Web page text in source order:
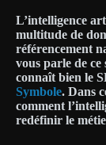
L’intelligence
multitude de
référencement
vous parle de ce
connaît bien le
Symbole. Dans
comment
redéfinir le